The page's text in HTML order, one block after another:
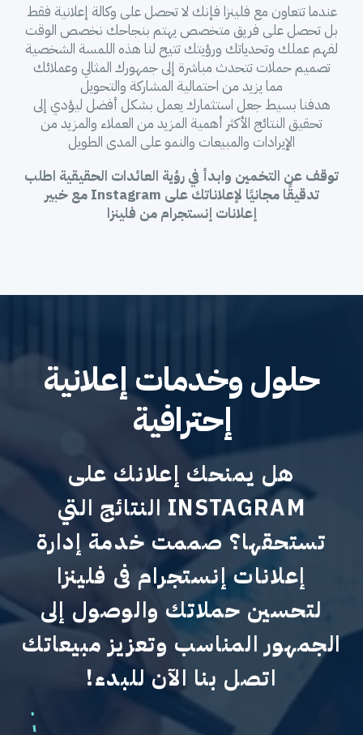
عندما تتعاون مع فلينزا فإنك لا تحصل على وكالة إعلانية فقط
بل تحصل على فريق متخصص يهتم بنجاحك نخصص الوقت
لفهم عملك وتحدياتك ورؤيتك تتيح لنا هذه اللمسة الشخصية
تصميم حملات تتحدث مباشرة إلى جمهورك المثالي وعملائك
مما يزيد من احتمالية المشاركة والتحويل
هدفنا بسيط جعل استثمارك يعمل بشكل أفضل ليؤدي إلى
تحقيق النتائج الأكثر أهمية المزيد من العملاء والمزيد من
الإيرادات والمبيعات والنمو على المدى الطويل
توقف عن التخمين وابدأ في رؤية العائدات الحقيقية اطلب
تدقيقًا مجانيًا لإعلاناتك على Instagram مع خبير
إعلانات إنستجرام من فلينزا
حلول وخدمات إعلانية
إحترافية
هل يمنحك إعلانك على
INSTAGRAM النتائج التي
تستحقها؟ صممت خدمة إدارة
إعلانات إنستجرام فى فلينزا
لتحسين حملاتك والوصول إلى
الجمهور المناسب وتعزيز مبيعاتك
اتصل بنا الآن للبدء!